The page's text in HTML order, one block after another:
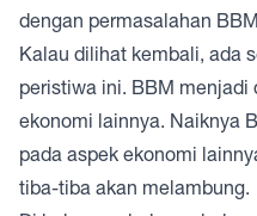
dengan permasalahan
Kalau dilihat kembali, ada
peristiwa ini. BBM menjadi
ekonomi lainnya. Naiknya
pada aspek ekonomi
tiba-tiba akan melambung.